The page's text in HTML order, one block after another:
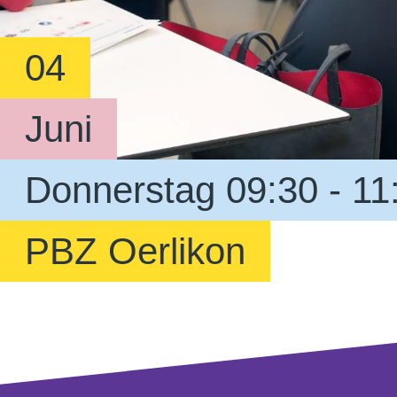
04
Juni
Donnerstag 09:30 -
PBZ Oerlikon